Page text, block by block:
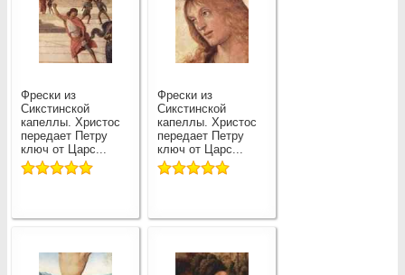
Фрески из
Сикстинской
капеллы. Христос
передает Петру
ключ от Царс...
Фрески из
Сикстинской
капеллы. Христос
передает Петру
ключ от Царс...